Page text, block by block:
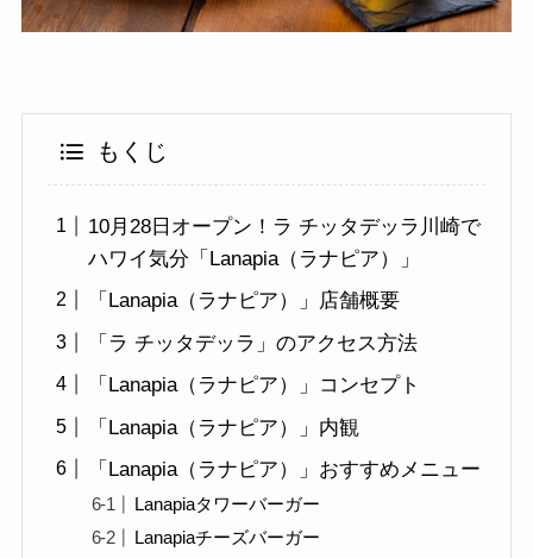
もくじ
10月28日オープン！ラ チッタデッラ川崎で
ハワイ気分「Lanapia（ラナピア）」
「Lanapia（ラナピア）」店舗概要
「ラ チッタデッラ」のアクセス方法
「Lanapia（ラナピア）」コンセプト
「Lanapia（ラナピア）」内観
「Lanapia（ラナピア）」おすすめメニュー
Lanapiaタワーバーガー
Lanapiaチーズバーガー